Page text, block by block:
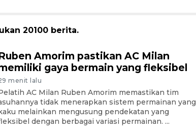
20100 berita.
Amorim pastikan AC Milan
gaya bermain yang fleksibel
menit lalu
AC Milan Ruben Amorim memastikan tim
tidak menerapkan sistem permainan yang
melainkan mengusung pendekatan yang
dengan berbagai variasi permainan. ...